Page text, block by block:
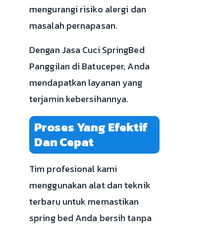
mengurangi risiko alergi dan
masalah pernapasan.
Dengan Jasa Cuci SpringBed
Panggilan di Batuceper, Anda
mendapatkan layanan yang
terjamin kebersihannya.
Proses Yang Efektif
Dan Cepat
Tim profesional kami
menggunakan alat dan teknik
terbaru untuk memastikan
spring bed Anda bersih tanpa